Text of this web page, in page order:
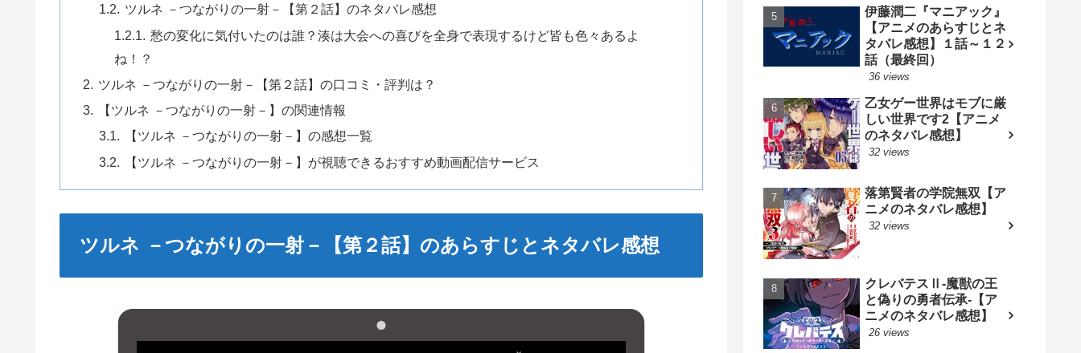
ツルネ －つながりの一射－【第２話】のネタバレ感想
愁の変化に気付いたのは誰？湊は大会への喜びを全身で表現するけど皆も色々あるよ
ね！？
ツルネ －つながりの一射－【第２話】の口コミ・評判は？
【ツルネ －つながりの一射－】の関連情報
【ツルネ －つながりの一射－】の感想一覧
【ツルネ －つながりの一射－】が視聴できるおすすめ動画配信サービス
ツルネ －つながりの一射－【第２話】のあらすじとネタバレ感想
伊藤潤二『マニアック』
【アニメのあらすじとネ
タバレ感想】１話～１２
話（最終回）
36 views
乙女ゲー世界はモブに厳
しい世界です2【アニメ
のネタバレ感想】
32 views
落第賢者の学院無双【ア
ニメのネタバレ感想】
32 views
クレバテスⅡ-魔獣の王
と偽りの勇者伝承-【ア
ニメのネタバレ感想】
26 views